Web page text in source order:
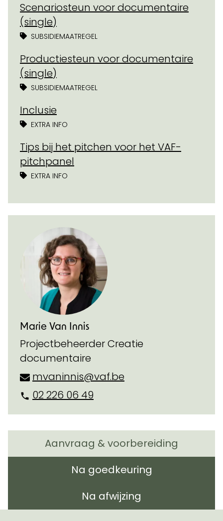
Scenariosteun voor documentaire
(single)
SUBSIDIEMAATREGEL
Productiesteun voor documentaire
(single)
SUBSIDIEMAATREGEL
Inclusie
EXTRA INFO
Tips bij het pitchen voor het VAF-
pitchpanel
EXTRA INFO
Marie Van Innis
Projectbeheerder Creatie
documentaire
mvaninnis@vaf.be
02 226 06 49
Aanvraag & voorbereiding
Na goedkeuring
Na afwijzing